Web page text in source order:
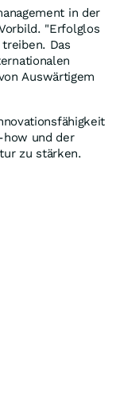
in der
"Erfolglos
Das
Auswärtigem
how und der
zu stärken.